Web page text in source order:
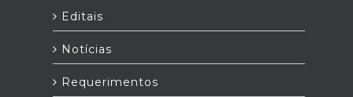
Editais
Notícias
Requerimentos